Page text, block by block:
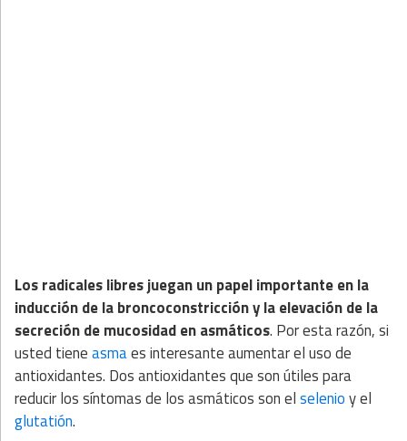
Los radicales libres juegan un papel importante en la
inducción de la broncoconstricción y la elevación de la
secreción de mucosidad en asmáticos. Por esta razón, si
usted tieneasmaes interesante aumentar el uso de
antioxidantes. Dos antioxidantes que son útiles para
reducir los síntomas de los asmáticos son elselenioy el
glutatión.